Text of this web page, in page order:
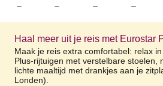
–
–
–
–
Haal meer uit je reis met Eurostar
Maak je reis extra comfortabel: relax
Plus-rijtuigen met verstelbare stoelen,
lichte maaltijd met drankjes aan je
Londen).